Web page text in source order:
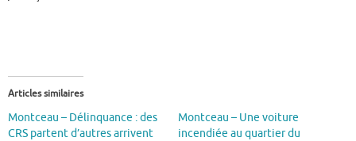
Articles similaires
Montceau – Délinquance : des
CRS partent d’autres arrivent
Montceau – Une voiture
incendiée au quartier du